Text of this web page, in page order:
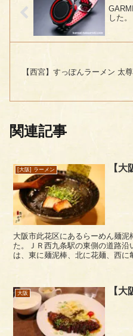
した。
【西宮】すっぽんラーメン 太
関連記事
[大阪] ラーメン 【
大阪市此花区にあるらーめん麺
た。ＪＲ西九条駅の東側の道路
は、東に麺泥棒、北に花麺、西
大阪 【